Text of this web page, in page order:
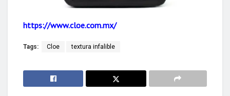
https://www.cloe.com.mx/
Tags: Cloe textura infalible